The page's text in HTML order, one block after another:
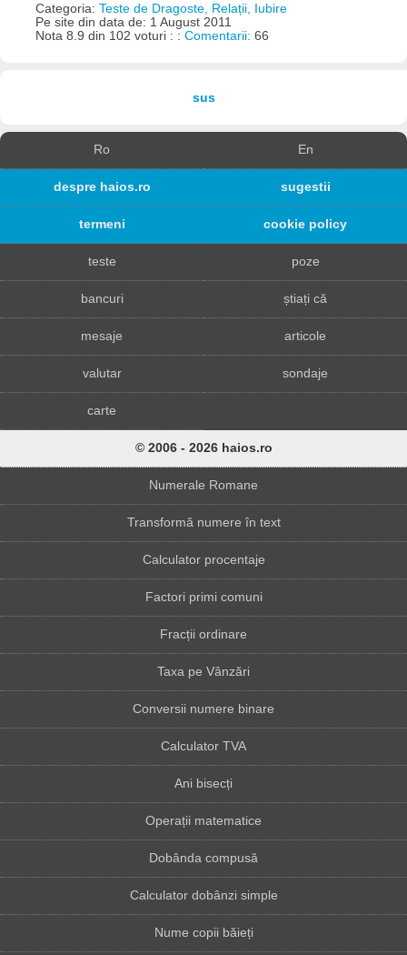
Categoria: Teste de Dragoste, Relații, Iubire
Pe site din data de: 1 August 2011
Nota 8.9 din 102 voturi : : Comentarii: 66
sus
Ro En
despre haios.ro sugestii
termeni cookie policy
teste poze
bancuri știați că
mesaje articole
valutar sondaje
carte
© 2006 - 2026 haios.ro
Numerale Romane
Transformă numere în text
Calculator procentaje
Factori primi comuni
Fracții ordinare
Taxa pe Vânzări
Conversii numere binare
Calculator TVA
Ani bisecți
Operații matematice
Dobânda compusă
Calculator dobânzi simple
Nume copii băieți